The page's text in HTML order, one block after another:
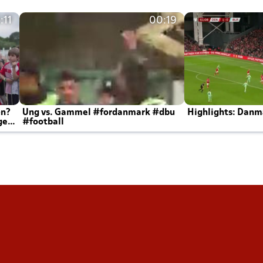
00:19
Ung vs. Gammel #fordanmark #dbu
#football
Highlights: